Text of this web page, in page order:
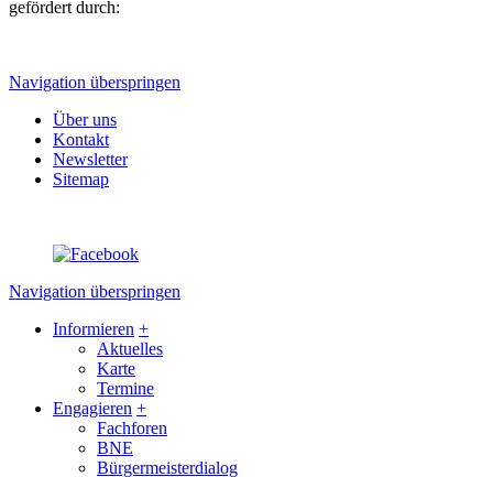
gefördert durch:
Navigation überspringen
Über uns
Kontakt
Newsletter
Sitemap
Navigation überspringen
Informieren +
Aktuelles
Karte
Termine
Engagieren +
Fachforen
BNE
Bürgermeisterdialog